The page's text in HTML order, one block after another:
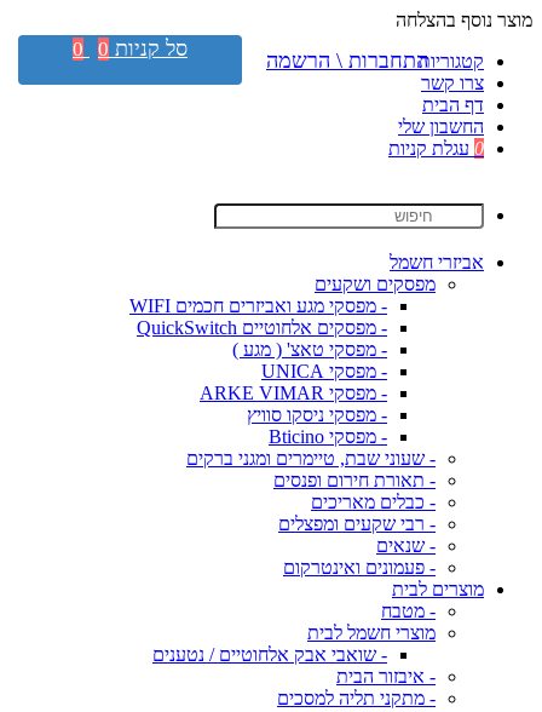
מוצר נוסף בהצלחה
קטגוריות
צרו קשר
דף הבית
החשבון שלי
0 עגלת קניות
אביזרי חשמל
מפסקים ושקעים
- מפסקי מגע ואביזרים חכמים WIFI
- מפסקים אלחוטיים QuickSwitch
- מפסקי טאצ' ( מגע )
- מפסקי UNICA
- מפסקי ARKE VIMAR
- מפסקי ניסקו סוויץ
- מפסקי Bticino
- שעוני שבת, טיימרים ומגני ברקים
- תאורת חירום ופנסים
- כבלים מאריכים
- רבי שקעים ומפצלים
- שנאים
- פעמונים ואינטרקום
מוצרים לבית
- מטבח
מוצרי חשמל לבית
- שואבי אבק אלחוטיים / נטענים
- איבזור הבית
- מתקני תליה למסכים
התחברות \ הרשמה סל קניות 0
0